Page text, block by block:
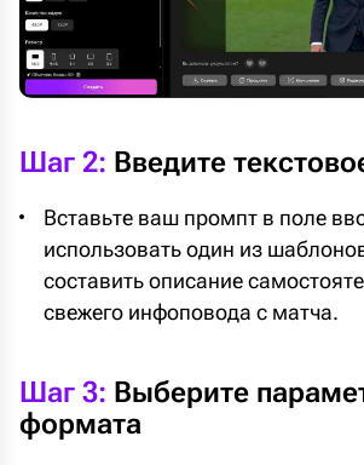
Шаг 2: Введите
Вставьте ваш промпт в поле
использовать один из
составить описание
свежего инфоповода с матча.
Шаг 3: Выберите
формата